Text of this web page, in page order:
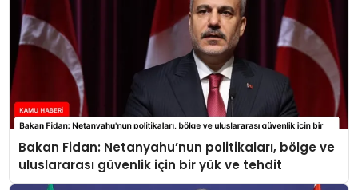
Bakan Fidan: Netanyahu’nun politikaları, bölge ve
uluslararası güvenlik için bir yük ve tehdit